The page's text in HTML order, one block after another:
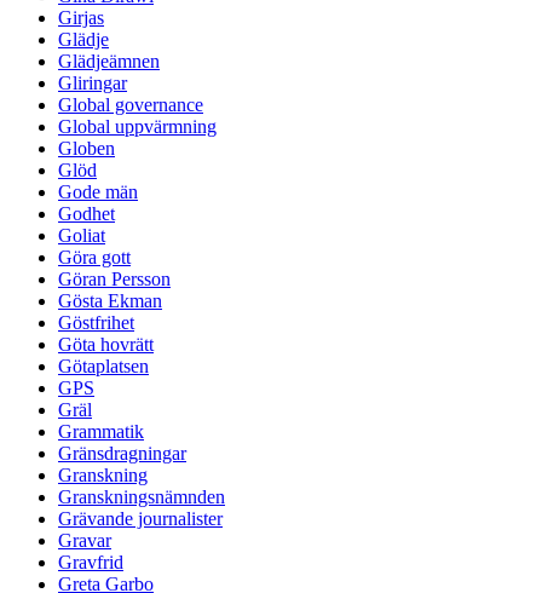
Girjas
Glädje
Glädjeämnen
Gliringar
Global governance
Global uppvärmning
Globen
Glöd
Gode män
Godhet
Goliat
Göra gott
Göran Persson
Gösta Ekman
Göstfrihet
Göta hovrätt
Götaplatsen
GPS
Gräl
Grammatik
Gränsdragningar
Granskning
Granskningsnämnden
Grävande journalister
Gravar
Gravfrid
Greta Garbo